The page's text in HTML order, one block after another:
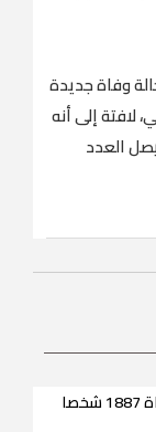
الحكومة الصينية أنه تم تسجيل 64 حالة وفاة جديدة
لافتة إلى أنه
ليصل العدد
"إيبولا" يودي بحياة 1887 شخصا